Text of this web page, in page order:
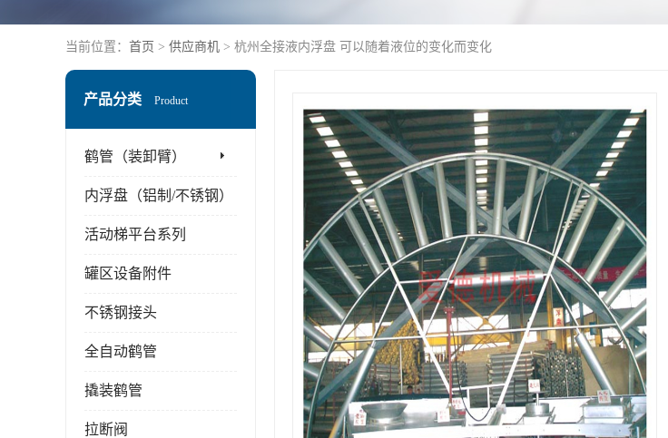
当前位置： 首页 > 供应商机 > 杭州全接液内浮盘 可以随着液位的变化而变化
产品分类 Product
鹤管（装卸臂）
内浮盘（铝制/不锈钢）
活动梯平台系列
罐区设备附件
不锈钢接头
全自动鹤管
撬装鹤管
拉断阀